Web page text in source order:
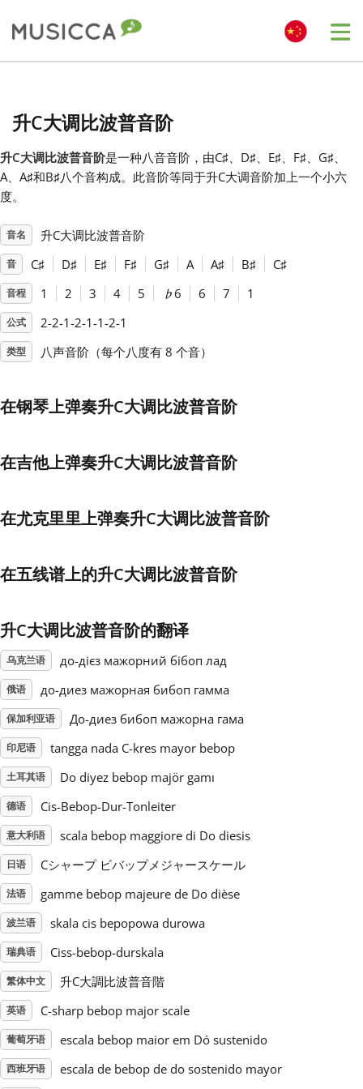
Български
Dansk
Deutsch
English
Polski
Português
Русский
Svenska
Tiếng Việt
简体中文
繁體中文
升C大调比波普音阶
升C大调比波普音阶是一种八音音阶，由C♯、D♯、E♯、F♯、G♯、
A、A♯和B♯八个音构成。此音阶等同于升C大调音阶加上一个小六
度。
音名 升C大调比波普音阶
音 C♯ D♯ E♯ F♯ G♯ A A♯ B♯ C♯
音程 1 2 3 4 5 ♭6 6 7 1
公式 2-2-1-2-1-1-2-1
类型 八声音阶（每个八度有 8 个音）
在钢琴上弹奏升C大调比波普音阶
在吉他上弹奏升C大调比波普音阶
在尤克里里上弹奏升C大调比波普音阶
在五线谱上的升C大调比波普音阶
升C大调比波普音阶的翻译
乌克兰语 до-дієз мажорний бібоп лад
俄语 до-диез мажорная бибоп гамма
保加利亚语 До-диез бибоп мажорна гама
印尼语 tangga nada C-kres mayor bebop
土耳其语 Do diyez bebop majör gamı
德语 Cis-Bebop-Dur-Tonleiter
意大利语 scala bebop maggiore di Do diesis
日语 Cシャープ ビバップメジャースケール
法语 gamme bebop majeure de Do dièse
波兰语 skala cis bepopowa durowa
瑞典语 Ciss-bebop-durskala
繁体中文 升C大調比波普音階
英语 C-sharp bebop major scale
葡萄牙语 escala bebop maior em Dó sustenido
西班牙语 escala de bebop de do sostenido mayor